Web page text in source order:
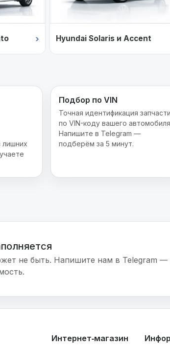
› Hyundai Solaris и Accent
лишних
Подбор по VIN
Точная идентификация запчасти
по VIN-коду вашего
Напишите в Telegram —
подберём за 5 минут.
не быть. Напишите нам в Telegram —
Интернет‑магазин